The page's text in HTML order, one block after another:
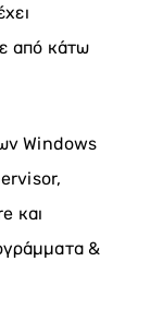
από κάτω
Windows
και
&